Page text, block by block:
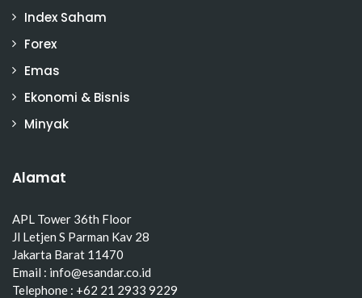
Index Saham
Forex
Emas
Ekonomi & Bisnis
Minyak
Alamat
APL Tower 36th Floor
Jl Letjen S Parman Kav 28
Jakarta Barat 11470
Email : info@esandar.co.id
Telephone : +62 21 2933 9229